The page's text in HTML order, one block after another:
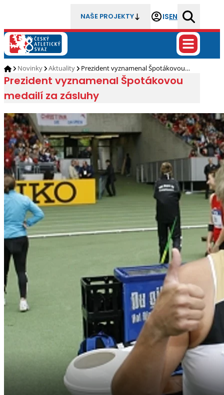
NAŠE PROJEKTY ISEN
Novinky Aktuality Prezident vyznamenal Špotákovou…
Prezident vyznamenal Špotákovou
medailí za zásluhy